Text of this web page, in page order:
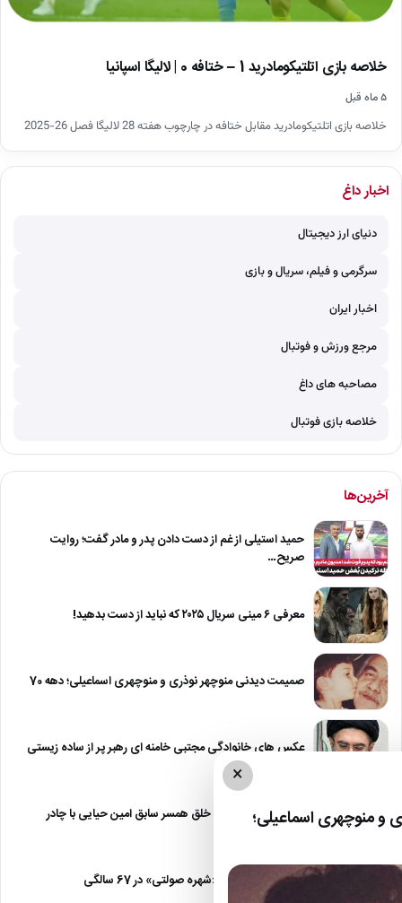
خلاصه بازی اتلتیکومادرید 1 – ختافه 0 | لالیگا اسپانیا
۵ ماه قبل
خلاصه بازی اتلتیکومادرید مقابل ختافه در چارچوب هفته 28 لالیگا فصل 26-2025
اخبار داغ
دنیای ارز دیجیتال
سرگرمی و فیلم، سریال و بازی
اخبار ایران
مرجع ورزش و فوتبال
مصاحبه های داغ
خلاصه بازی فوتبال
آخرین‌ها
حمید استیلی از غم از دست دادن پدر و مادر گفت؛ روایت
صریح…
معرفی ۶ مینی سریال ۲۰۲۵ که نباید از دست بدهید!
صمیمت دیدنی منوچهر نوذری و منوچهری اسماعیلی؛ دهه 70
عکس های خانوادگی مجتبی خامنه ای رهبر پر از ساده زیستی
عکس| نیلوفر خوش خلق همسر سابق امین حیایی با چادر
عکس| تغییر چهره «شهره صولتی» در 67 سالگی
×
منوچهری اسماعیلی؛